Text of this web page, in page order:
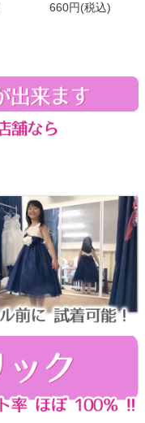
660円(税込)